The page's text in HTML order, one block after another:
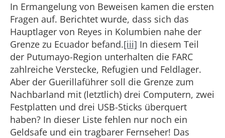
In Ermangelung von Beweisen kamen die ersten
Fragen auf. Berichtet wurde, dass sich das
Hauptlager von Reyes in Kolumbien nahe der
Grenze zu Ecuador befand.[iii] In diesem Teil
der Putumayo-Region unterhalten die FARC
zahlreiche Verstecke, Refugien und Feldlager.
Aber der Guerillaführer soll die Grenze zum
Nachbarland mit (letztlich) drei Computern, zwei
Festplatten und drei USB-Sticks überquert
haben? In dieser Liste fehlen nur noch ein
Geldsafe und ein tragbarer Fernseher! Das